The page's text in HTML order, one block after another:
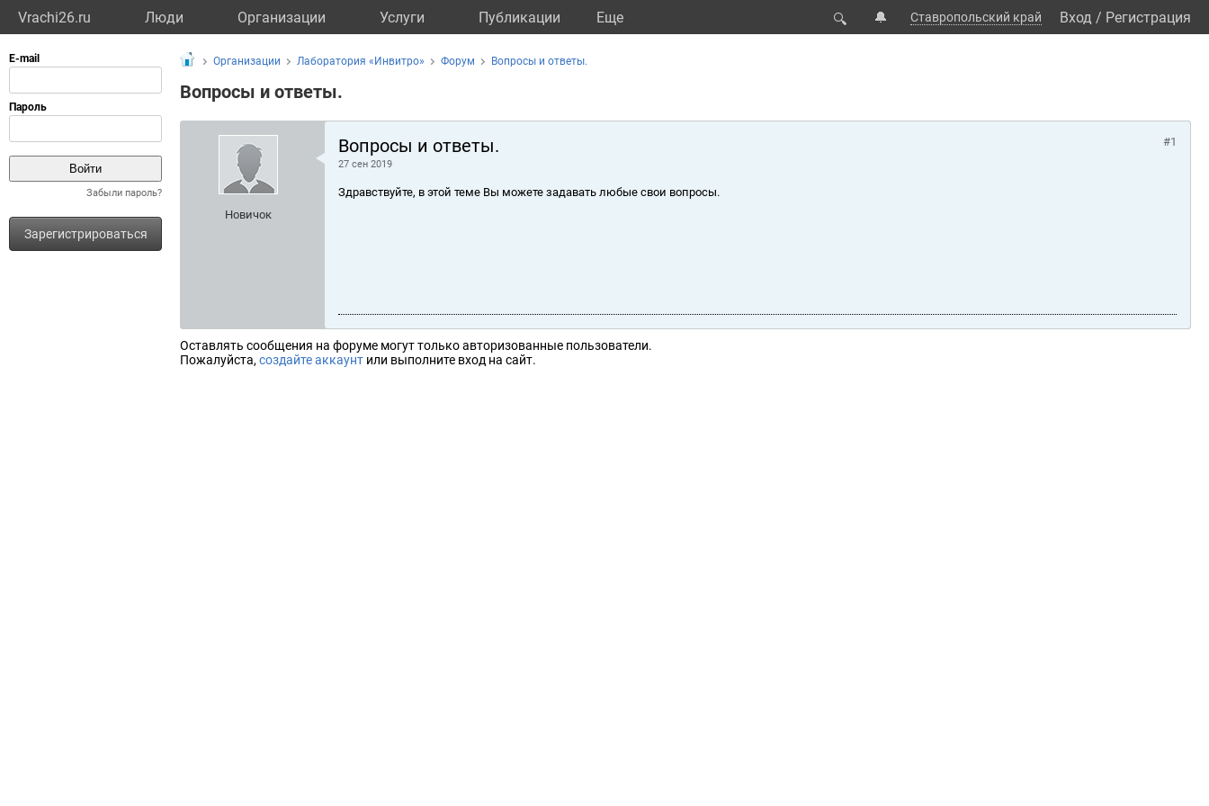
Vrachi26.ru Люди Организации Услуги Публикации Eще 🔍 🔔 Ставропольский край Вход / Регистрация
Забыли пароль?
Зарегистрироваться
Организации Лаборатория «Инвитро» Форум Вопросы и ответы.
Вопросы и ответы.
Новичок
Вопросы и ответы.
27 сен 2019
#1
Здравствуйте, в этой теме Вы можете задавать любые свои вопросы.
Оставлять сообщения на форуме могут только авторизованные пользователи.
Пожалуйста, создайте аккаунт или выполните вход на сайт.